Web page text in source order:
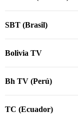
SBT (Brasil)
Bolivia TV
Bh TV (Perú)
TC (Ecuador)